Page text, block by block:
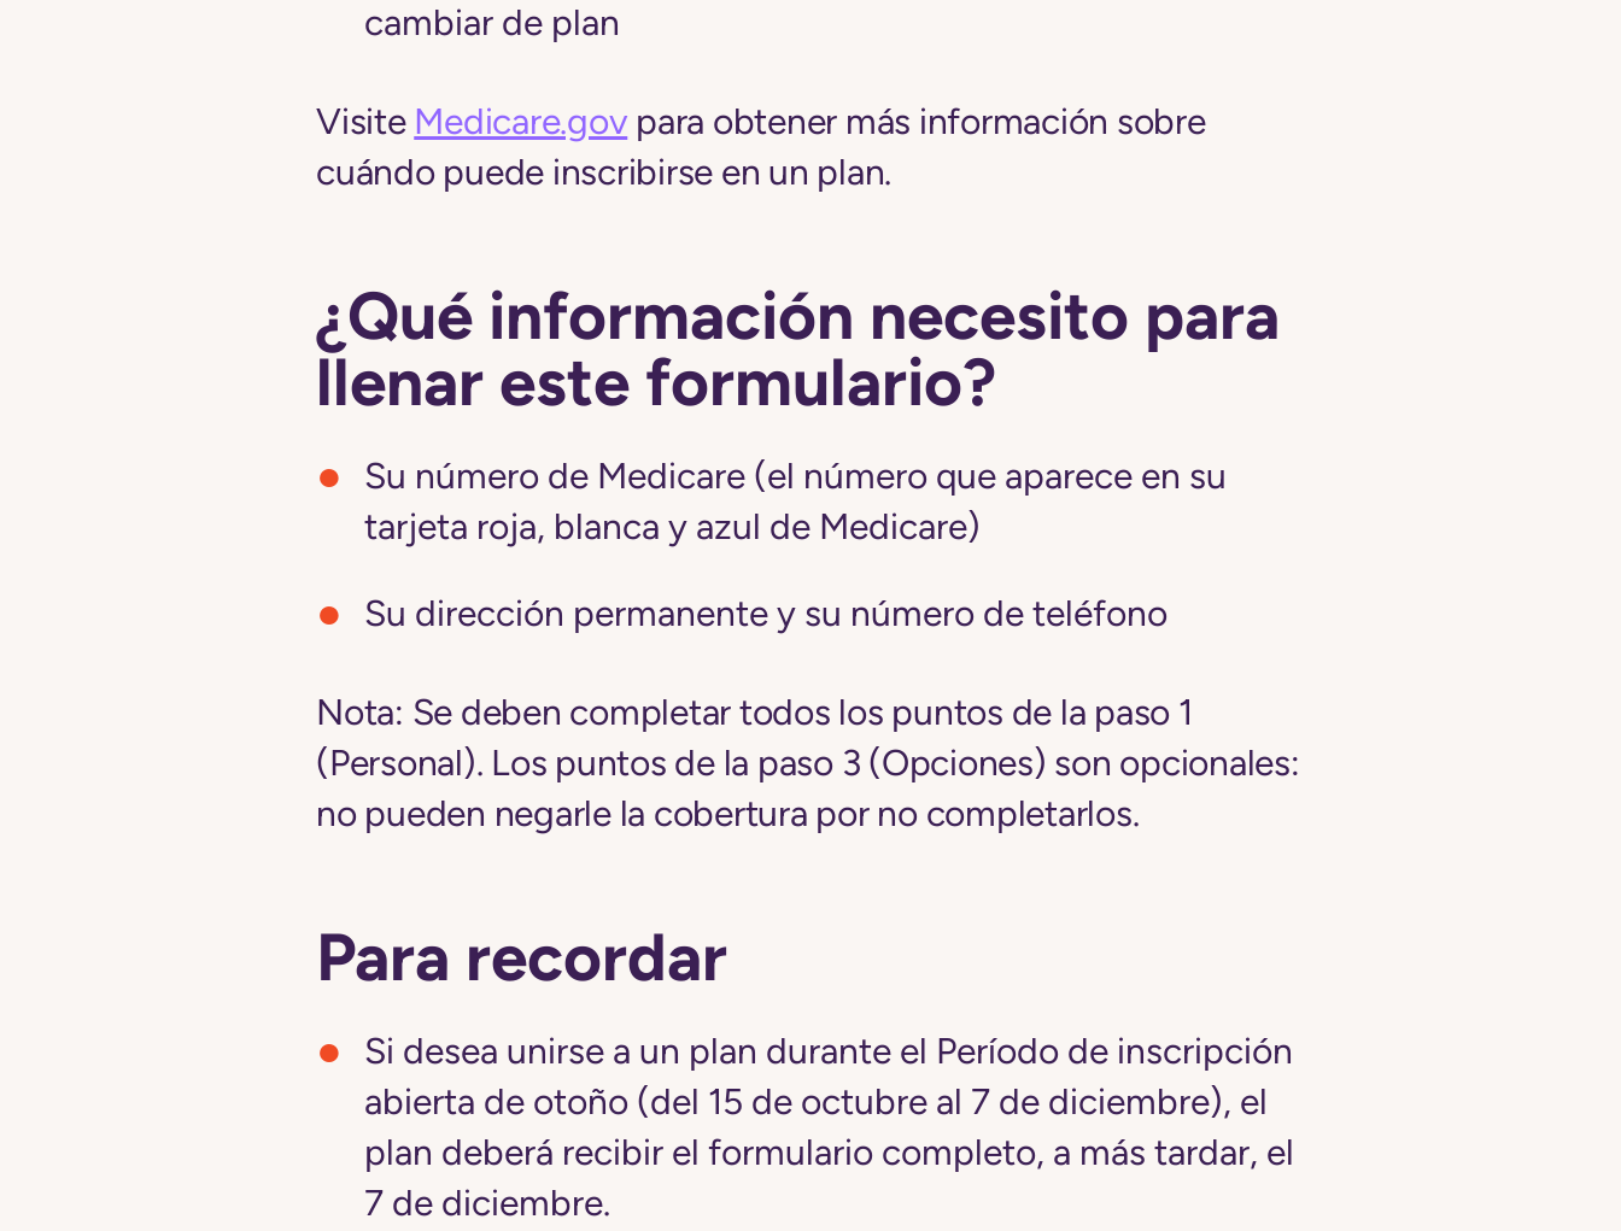
cambiar de plan
Visite Medicare.gov para obtener más información sobre
cuándo puede inscribirse en un plan.
¿Qué información necesito para
llenar este formulario?
Su número de Medicare (el número que aparece en su
tarjeta roja, blanca y azul de Medicare)
Su dirección permanente y su número de teléfono
Nota: Se deben completar todos los puntos de la paso 1
(Personal). Los puntos de la paso 3 (Opciones) son opcionales:
no pueden negarle la cobertura por no completarlos.
Para recordar
Si desea unirse a un plan durante el Período de inscripción
abierta de otoño (del 15 de octubre al 7 de diciembre), el
plan deberá recibir el formulario completo, a más tardar, el
7 de diciembre.